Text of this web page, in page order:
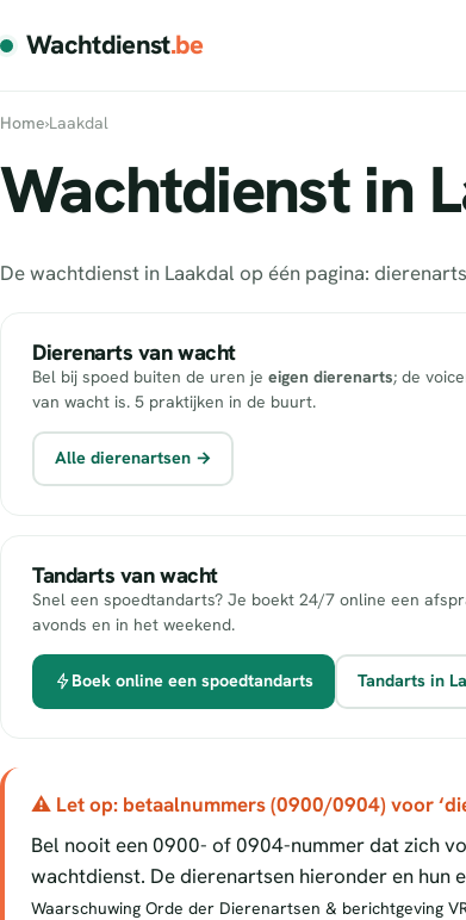
Wachtdienst.be
Home›Laakdal
Wachtdienst in
De wachtdienst in Laakdal op één pagina:
Dierenarts van wacht
Bel bij spoed buiten de uren je eigen dierenarts; de
van wacht is. 5 praktijken in de buurt.
Alle dierenartsen →
Tandarts van wacht
Snel een spoedtandarts? Je boekt 24/7 online een
avonds en in het weekend.
Boek online een spoedtandarts Tandarts in
⚠ Let op: betaalnummers (0900/0904) voor
Bel nooit een 0900- of 0904-nummer dat zich
wachtdienst. De dierenartsen hieronder en hun
Waarschuwing Orde der Dierenartsen & berichtgeving